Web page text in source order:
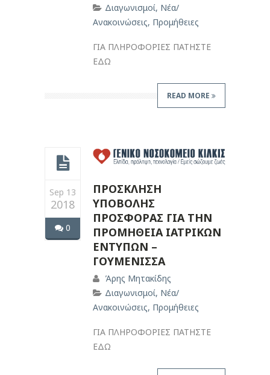
Διαγωνισμοί, Νέα/
Ανακοινώσεις, Προμήθειες
ΓΙΑ ΠΛΗΡΟΦΟΡΙΕΣ ΠΑΤΗΣΤΕ
ΕΔΩ
READ MORE
Sep 13
2018
0
ΠΡΟΣΚΛΗΣΗ
ΥΠΟΒΟΛΗΣ
ΠΡΟΣΦΟΡΑΣ ΓΙΑ ΤΗΝ
ΠΡΟΜΗΘΕΙΑ ΙΑΤΡΙΚΩΝ
ΕΝΤΥΠΩΝ –
ΓΟΥΜΕΝΙΣΣΑ
Άρης Μητακίδης
Διαγωνισμοί, Νέα/
Ανακοινώσεις, Προμήθειες
ΓΙΑ ΠΛΗΡΟΦΟΡΙΕΣ ΠΑΤΗΣΤΕ
ΕΔΩ